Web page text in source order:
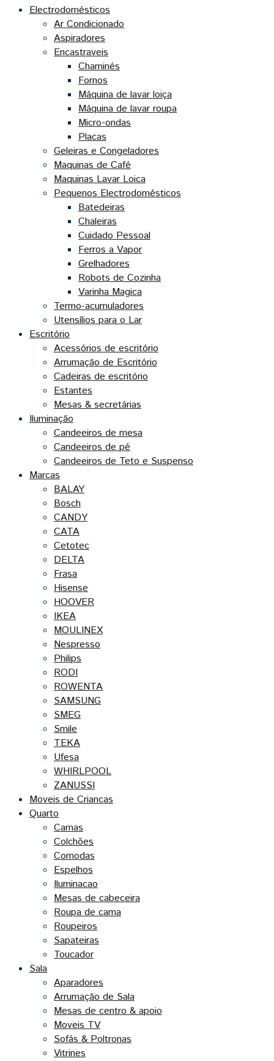
Electrodomésticos
Ar Condicionado
Aspiradores
Encastraveis
Chaminés
Fornos
Máquina de lavar loiça
Máquina de lavar roupa
Micro-ondas
Placas
Geleiras e Congeladores
Maquinas de Café
Maquinas Lavar Loica
Pequenos Electrodomésticos
Batedeiras
Chaleiras
Cuidado Pessoal
Ferros a Vapor
Grelhadores
Robots de Cozinha
Varinha Magica
Termo-acumuladores
Utensílios para o Lar
Escritório
Acessórios de escritório
Arrumação de Escritório
Cadeiras de escritório
Estantes
Mesas & secretárias
Iluminação
Candeeiros de mesa
Candeeiros de pé
Candeeiros de Teto e Suspenso
Marcas
BALAY
Bosch
CANDY
CATA
Cetotec
DELTA
Frasa
Hisense
HOOVER
IKEA
MOULINEX
Nespresso
Philips
RODI
ROWENTA
SAMSUNG
SMEG
Smile
TEKA
Ufesa
WHIRLPOOL
ZANUSSI
Moveis de Criancas
Quarto
Camas
Colchões
Comodas
Espelhos
Iluminacao
Mesas de cabeceira
Roupa de cama
Roupeiros
Sapateiras
Toucador
Sala
Aparadores
Arrumação de Sala
Mesas de centro & apoio
Moveis TV
Sofás & Poltronas
Vitrines